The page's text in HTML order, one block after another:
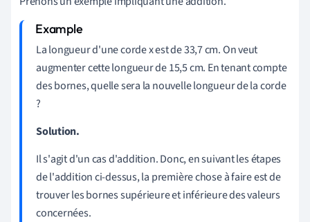
La longueur d'une corde x est de 33,7 cm. On veut
augmenter cette longueur de 15,5 cm. En tenant compte
des bornes, quelle sera la nouvelle longueur de la corde
?
Solution.
Il s'agit d'un cas d'addition. Donc, en suivant les étapes
de l'addition ci-dessus, la première chose à faire est de
trouver les bornes supérieure et inférieure des valeurs
concernées.